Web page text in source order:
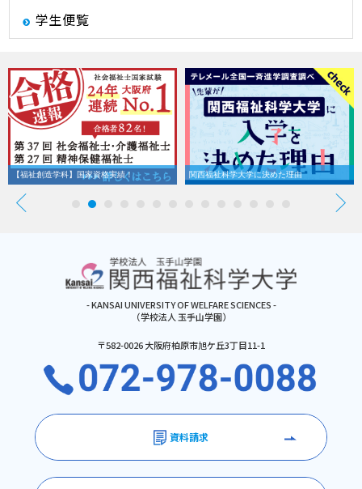
学生便覧
【福祉創造学科】国家資格実績！ 関西福祉科学大学に決めた理由
- KANSAI UNIVERSITY OF WELFARE SCIENCES -
（学校法人 玉手山学園）
〒582-0026 大阪府柏原市旭ケ丘3丁目11-1
資料請求